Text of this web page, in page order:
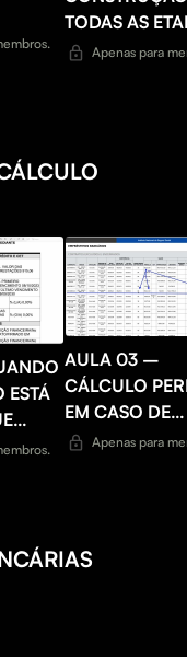
TODAS AS
REVISIONAL
Apenas para
ESTÁ
AULA 03 –
CÁLCULO
EM CASO DE
Apenas para